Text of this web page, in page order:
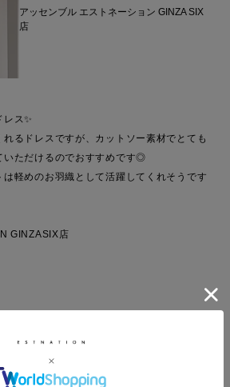
アッセンブル エストネーション GINZA SIX
店
ス✨
るドレスですが、カットソー素材でとても
いただけるのでおすすめです◎
軽めのお羽織として活躍してくれそうです
GINZASIX店
ITEMS